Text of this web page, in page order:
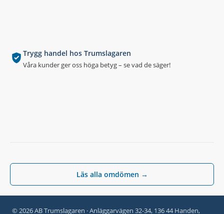
© 2026 AB Trumslagaren · Anläggarvägen 32-34, 136 44 Handen,
Trygg handel hos Trumslagaren
Våra kunder ger oss höga betyg – se vad de säger!
Läs alla omdömen →